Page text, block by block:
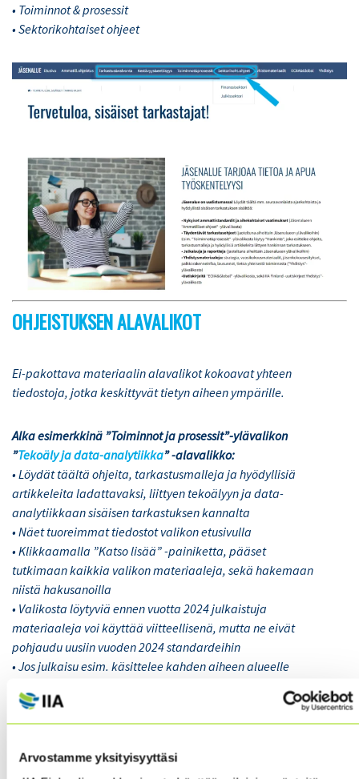
Arvostamme yksityisyyttäsi
• Toiminnot & prosessit
• Sektorikohtaiset ohjeet
OHJEISTUKSEN ALAVALIKOT
Ei-pakottava materiaalin alavalikot kokoavat yhteen
tiedostoja, jotka keskittyvät tietyn aiheen ympärille.
Alka esimerkkinä ”Toiminnot ja prosessit”-ylävalikon
”Tekoäly ja data-analytiikka” -alavalikko:
• Löydät täältä ohjeita, tarkastusmalleja ja hyödyllisiä
artikkeleita ladattavaksi, liittyen tekoälyyn ja data-
analytiikkaan sisäisen tarkastuksen kannalta
• Näet tuoreimmat tiedostot valikon etusivulla
• Klikkaamalla ”Katso lisää” -painiketta, pääset
tutkimaan kaikkia valikon materiaaleja, sekä hakemaan
niistä hakusanoilla
• Valikosta löytyviä ennen vuotta 2024 julkaistuja
materiaaleja voi käyttää viitteellisenä, mutta ne eivät
pohjaudu uusiin vuoden 2024 standardeihin
• Jos julkaisu esim. käsittelee kahden aiheen alueelle